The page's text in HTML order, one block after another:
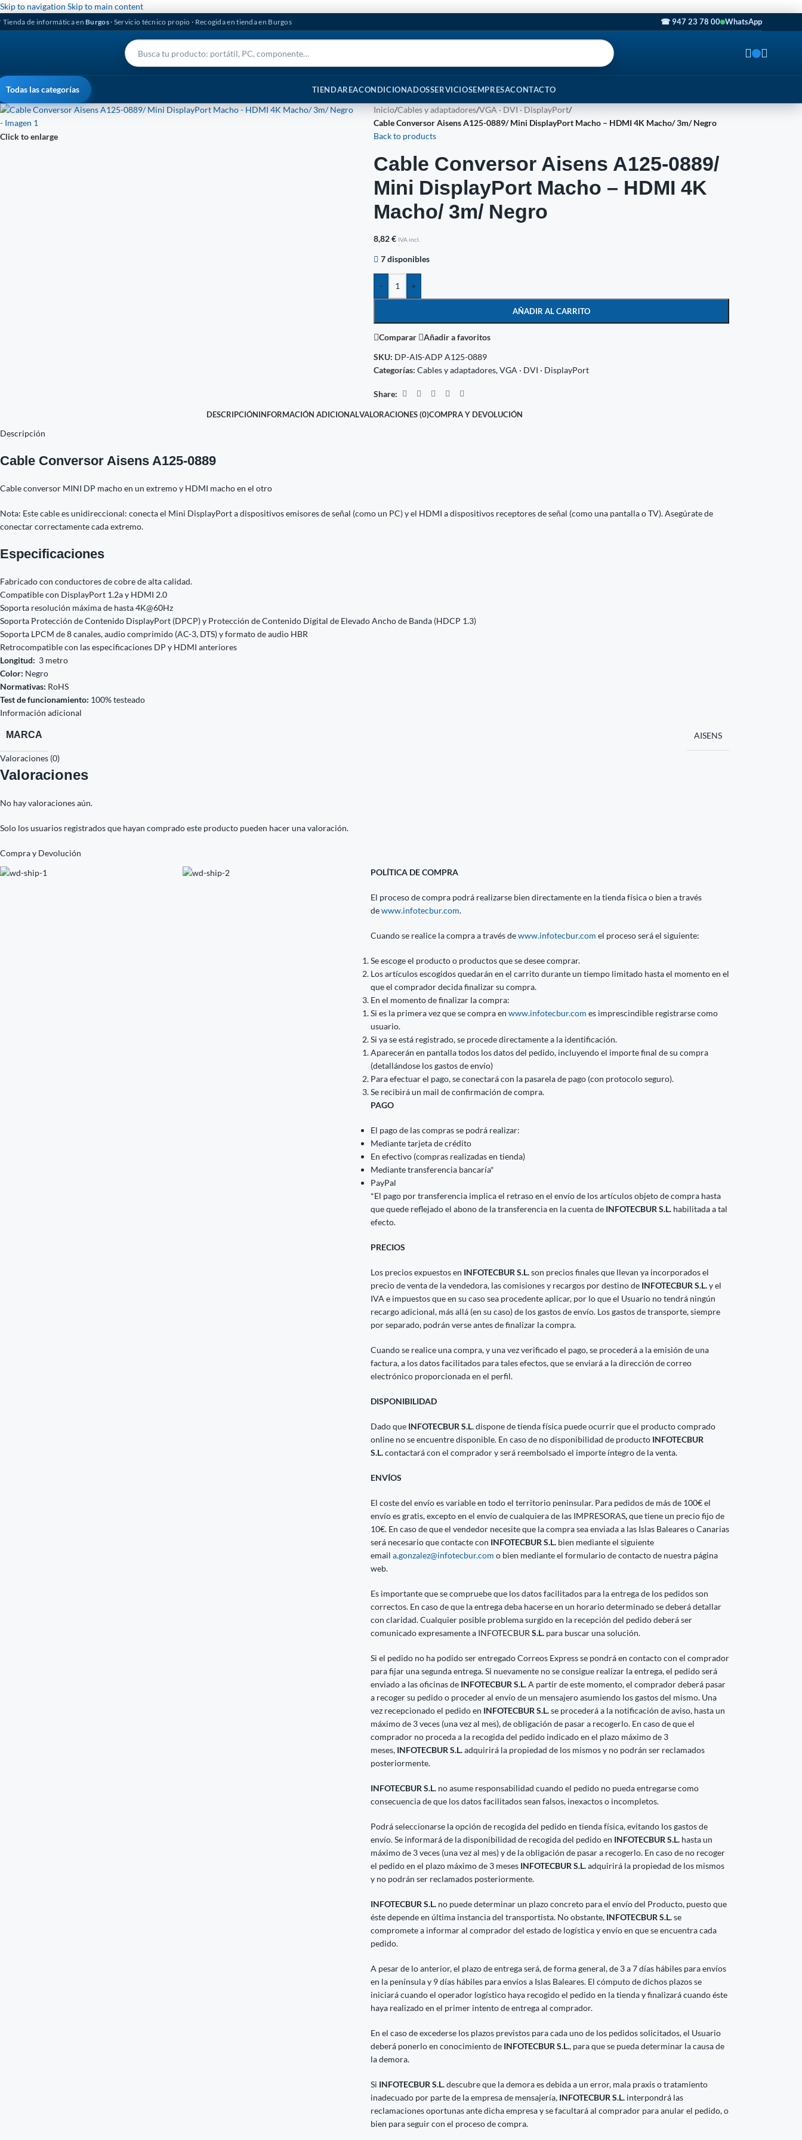
Skip to navigation Skip to main content
Tienda de informática en Burgos· Servicio técnico propio · Recogida en tienda en Burgos ☎ 947 23 78 00 WhatsApp
Todas las categorías TIENDAREACONDICIONADOSSERVICIOSEMPRESACONTACTO
Click to enlarge
Inicio/Cables y adaptadores/VGA · DVI · DisplayPort/
Cable Conversor Aisens A125-0889/ Mini DisplayPort Macho – HDMI 4K Macho/ 3m/ Negro
Back to products
Cable Conversor Aisens A125-0889/
Mini DisplayPort Macho – HDMI 4K
Macho/ 3m/ Negro
8,82€ IVA incl.
7 disponibles
- +
AÑADIR AL CARRITO
Comparar
Añadir a favoritos
SKU: DP-AIS-ADP A125-0889
Categorías: Cables y adaptadores,VGA · DVI · DisplayPort
Share:
DESCRIPCIÓNINFORMACIÓN ADICIONALVALORACIONES (0)COMPRA Y DEVOLUCIÓN
Descripción
Cable Conversor Aisens A125-0889
Cable conversor MINI DP macho en un extremo y HDMI macho en el otro
Nota: Este cable es unidireccional: conecta el Mini DisplayPort a dispositivos emisores de señal (como un PC) y el HDMI a dispositivos receptores de señal (como una pantalla o TV). Asegúrate de
conectar correctamente cada extremo.
Especificaciones
Fabricado con conductores de cobre de alta calidad.
Compatible con DisplayPort 1.2a y HDMI 2.0
Soporta resolución máxima de hasta 4K@60Hz
Soporta Protección de Contenido DisplayPort (DPCP) y Protección de Contenido Digital de Elevado Ancho de Banda (HDCP 1.3)
Soporta LPCM de 8 canales, audio comprimido (AC-3, DTS) y formato de audio HBR
Retrocompatible con las especificaciones DP y HDMI anteriores
Longitud: 3 metro
Color: Negro
Normativas: RoHS
Test de funcionamiento: 100% testeado
Información adicional
MARCA AISENS
Valoraciones (0)
Valoraciones
No hay valoraciones aún.
Solo los usuarios registrados que hayan comprado este producto pueden hacer una valoración.
Compra y Devolución
POLÍTICA DE COMPRA
El proceso de compra podrá realizarse bien directamente en la tienda física o bien a través
dewww.infotecbur.com.
Cuando se realice la compra a través dewww.infotecbur.com el proceso será el siguiente:
Se escoge el producto o productos que se desee comprar.
Los artículos escogidos quedarán en el carrito durante un tiempo limitado hasta el momento en el
que el comprador decida finalizar su compra.
En el momento de finalizar la compra:
Si es la primera vez que se compra en www.infotecbur.com es imprescindible registrarse como
usuario.
Si ya se está registrado, se procede directamente a la identificación.
Aparecerán en pantalla todos los datos del pedido, incluyendo el importe final de su compra
(detallándose los gastos de envío)
Para efectuar el pago, se conectará con la pasarela de pago (con protocolo seguro).
Se recibirá un mail de confirmación de compra.
PAGO
El pago de las compras se podrá realizar:
Mediante tarjeta de crédito
En efectivo (compras realizadas en tienda)
Mediante transferencia bancaría*
PayPal
*El pago por transferencia implica el retraso en el envío de los artículos objeto de compra hasta
que quede reflejado el abono de la transferencia en la cuenta de INFOTECBUR S.L. habilitada a tal
efecto.
PRECIOS
Los precios expuestos en INFOTECBUR S.L.son precios finales que llevan ya incorporados el
precio de venta de la vendedora, las comisiones y recargos por destino de INFOTECBUR S.L.y el
IVA e impuestos que en su caso sea procedente aplicar, por lo que el Usuario no tendrá ningún
recargo adicional, más allá (en su caso) de los gastos de envío. Los gastos de transporte, siempre
por separado, podrán verse antes de finalizar la compra.
Cuando se realice una compra, y una vez verificado el pago, se procederá a la emisión de una
factura, a los datos facilitados para tales efectos, que se enviará a la dirección de correo
electrónico proporcionada en el perfil.
DISPONIBILIDAD
Dado que INFOTECBUR S.L.dispone de tienda física puede ocurrir que el producto comprado
online no se encuentre disponible. En caso de no disponibilidad de producto INFOTECBUR
S.L.contactará con el comprador y será reembolsado el importe íntegro de la venta.
ENVÍOS
El coste del envío es variable en todo el territorio peninsular. Para pedidos de más de 100€ el
envío es gratis, excepto en el envío de cualquiera de las IMPRESORAS,que tiene un precio fijo de
10€. En caso de que el vendedor necesite que la compra sea enviada a las Islas Baleares o Canarias
será necesario que contacte con INFOTECBUR S.L. bien mediante el siguiente
email a.gonzalez@infotecbur.com o bien mediante el formulario de contacto de nuestra página
web.
Es importante que se compruebe que los datos facilitados para la entrega de los pedidos son
correctos. En caso de que la entrega deba hacerse en un horario determinado se deberá detallar
con claridad. Cualquier posible problema surgido en la recepción del pedido deberá ser
comunicado expresamente a INFOTECBUR S.L. para buscar una solución.
Si el pedido no ha podido ser entregado Correos Express se pondrá en contacto con el comprador
para fijar una segunda entrega. Si nuevamente no se consigue realizar la entrega, el pedido será
enviado a las oficinas de INFOTECBUR S.L.A partir de este momento, el comprador deberá pasar
a recoger su pedido o proceder al envío de un mensajero asumiendo los gastos del mismo. Una
vez recepcionado el pedido en INFOTECBUR S.L.se procederá a la notificación de aviso, hasta un
máximo de 3 veces (una vez al mes), de obligación de pasar a recogerlo. En caso de que el
comprador no proceda a la recogida del pedido indicado en el plazo máximo de 3
meses, INFOTECBUR S.L.adquirirá la propiedad de los mismos y no podrán ser reclamados
posteriormente.
INFOTECBUR S.L. no asume responsabilidad cuando el pedido no pueda entregarse como
consecuencia de que los datos facilitados sean falsos, inexactos o incompletos.
Podrá seleccionarse la opción de recogida del pedido en tienda física, evitando los gastos de
envío. Se informará de la disponibilidad de recogida del pedido en INFOTECBUR S.L. hasta un
máximo de 3 veces (una vez al mes) y de la obligación de pasar a recogerlo. En caso de no recoger
el pedido en el plazo máximo de 3 meses INFOTECBUR S.L.adquirirá la propiedad de los mismos
y no podrán ser reclamados posteriormente.
INFOTECBUR S.L. no puede determinar un plazo concreto para el envío del Producto, puesto que
éste depende en última instancia del transportista. No obstante, INFOTECBUR S.L.se
compromete a informar al comprador del estado de logística y envío en que se encuentra cada
pedido.
A pesar de lo anterior, el plazo de entrega será, de forma general, de 3 a 7 días hábiles para envíos
en la península y 9 días hábiles para envíos a Islas Baleares. El cómputo de dichos plazos se
iniciará cuando el operador logístico haya recogido el pedido en la tienda y finalizará cuando éste
haya realizado en el primer intento de entrega al comprador.
En el caso de excederse los plazos previstos para cada uno de los pedidos solicitados, el Usuario
deberá ponerlo en conocimiento de INFOTECBUR S.L., para que se pueda determinar la causa de
la demora.
Si INFOTECBUR S.L.descubre que la demora es debida a un error, mala praxis o tratamiento
inadecuado por parte de la empresa de mensajería, INFOTECBUR S.L. interpondrá las
reclamaciones oportunas ante dicha empresa y se facultará al comprador para anular el pedido, o
bien para seguir con el proceso de compra.